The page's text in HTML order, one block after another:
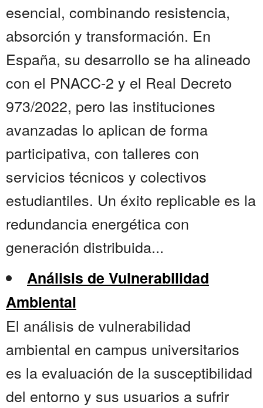
esencial, combinando resistencia,
absorción y transformación. En
España, su desarrollo se ha alineado
con el PNACC-2 y el Real Decreto
973/2022, pero las instituciones
avanzadas lo aplican de forma
participativa, con talleres con
servicios técnicos y colectivos
estudiantiles. Un éxito replicable es la
redundancia energética con
generación distribuida...
Análisis de Vulnerabilidad
Ambiental
El análisis de vulnerabilidad
ambiental en campus universitarios
es la evaluación de la susceptibilidad
del entorno y sus usuarios a sufrir